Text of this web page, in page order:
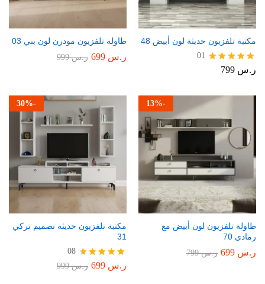
مكتبة تلفزيون حديثة لون أبيض 48
تم التقييم
01
ر.س
طاولة تلفزيون مودرن لون بني 03
ر.س ر.س999
-
13%
طاولة تلفزيون لون أبيض مع
رمادي 70
ر.س ر.س799
-
30%
مكتبة تلفزيون حديثة تصميم تركي
31
تم التقييم
08
ر.س ر.س999